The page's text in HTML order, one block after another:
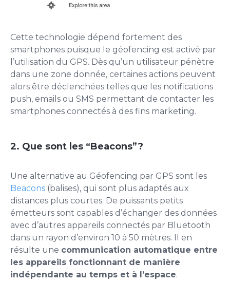
Cette technologie dépend fortement des
smartphones puisque le géofencing est activé par
l’utilisation du GPS. Dès qu’un utilisateur pénètre
dans une zone donnée, certaines actions peuvent
alors être déclenchées telles que les notifications
push, emails ou SMS permettant de contacter les
smartphones connectés à des fins marketing.
2. Que sont les “Beacons”?
Une alternative au Géofencing par GPS sont les
Beacons (balises), qui sont plus adaptés aux
distances plus courtes. De puissants petits
émetteurs sont capables d’échanger des données
avec d’autres appareils connectés par Bluetooth
dans un rayon d’environ 10 à 50 mètres. Il en
résulte une communication automatique entre
les appareils fonctionnant de manière
indépendante au temps et à l’espace.